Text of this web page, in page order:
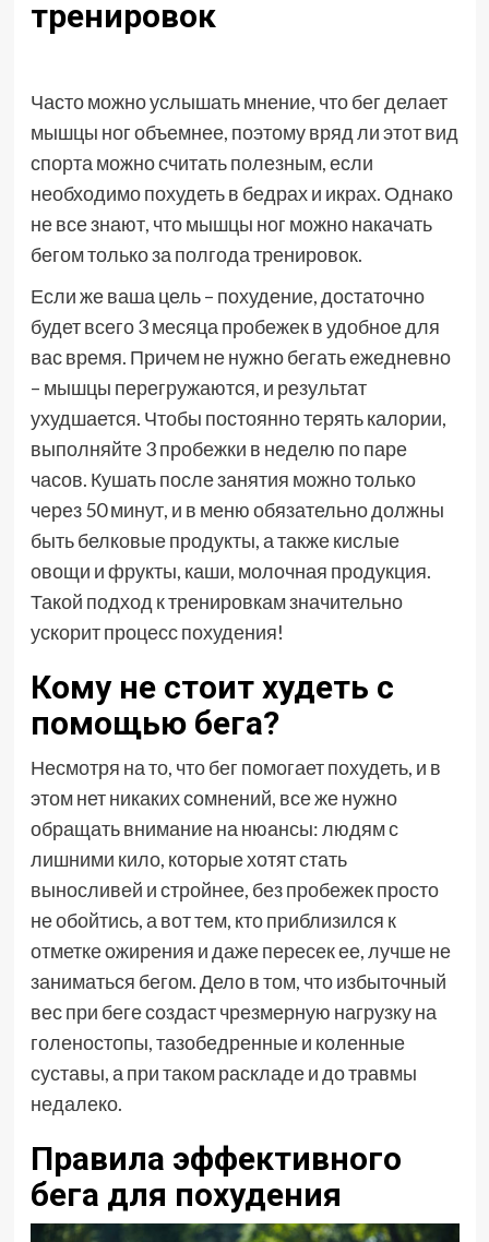
тренировок
Часто можно услышать мнение, что бег делает
мышцы ног объемнее, поэтому вряд ли этот вид
спорта можно считать полезным, если
необходимо похудеть в бедрах и икрах. Однако
не все знают, что мышцы ног можно накачать
бегом только за полгода тренировок.
Если же ваша цель – похудение, достаточно
будет всего 3 месяца пробежек в удобное для
вас время. Причем не нужно бегать ежедневно
– мышцы перегружаются, и результат
ухудшается. Чтобы постоянно терять калории,
выполняйте 3 пробежки в неделю по паре
часов. Кушать после занятия можно только
через 50 минут, и в меню обязательно должны
быть белковые продукты, а также кислые
овощи и фрукты, каши, молочная продукция.
Такой подход к тренировкам значительно
ускорит процесс похудения!
Кому не стоит худеть с
помощью бега?
Несмотря на то, что бег помогает похудеть, и в
этом нет никаких сомнений, все же нужно
обращать внимание на нюансы: людям с
лишними кило, которые хотят стать
выносливей и стройнее, без пробежек просто
не обойтись, а вот тем, кто приблизился к
отметке ожирения и даже пересек ее, лучше не
заниматься бегом. Дело в том, что избыточный
вес при беге создаст чрезмерную нагрузку на
голеностопы, тазобедренные и коленные
суставы, а при таком раскладе и до травмы
недалеко.
Правила эффективного
бега для похудения